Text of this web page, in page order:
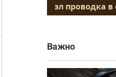
эл проводка
Важно